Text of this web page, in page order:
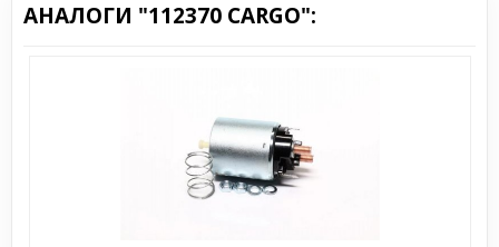
АНАЛОГИ "112370 CARGO":